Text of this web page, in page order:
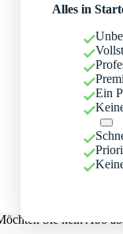
Alles in
Ein
Sie kein Abo